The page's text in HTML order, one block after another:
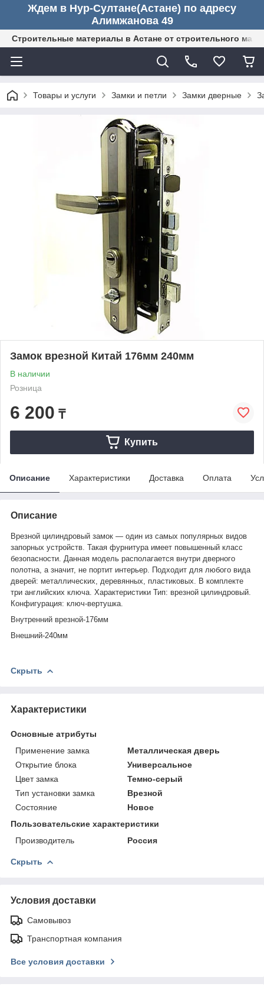
Ждем в Нур-Султане(Астане) по адресу
Алимжанова 49
Строительные материалы в Астане от строительного
Товары и услуги Замки и петли Замки дверные
Замок врезной Китай 176мм 240мм
В наличии
Розница
6 200 ₸
Купить
Описание Характеристики Доставка Оплата
Описание
Врезной цилиндровый замок — один из самых популярных видов
запорных устройств. Такая фурнитура имеет повышенный класс
безопасности. Данная модель располагается внутри дверного
полотна, а значит, не портит интерьер. Подходит для любого вида
дверей: металлических, деревянных, пластиковых. В комплекте
три английских ключа. Характеристики Тип: врезной цилиндровый.
Конфигурация: ключ-вертушка.
Внутренний врезной-176мм
Внешний-240мм
Скрыть
Характеристики
Основные атрибуты
Применение замка
Металлическая дверь
Открытие блока
Универсальное
Цвет замка
Темно-серый
Тип установки замка
Врезной
Состояние
Новое
Пользовательские характеристики
Производитель
Россия
Скрыть
Условия доставки
Самовывоз
Транспортная компания
Все условия доставки